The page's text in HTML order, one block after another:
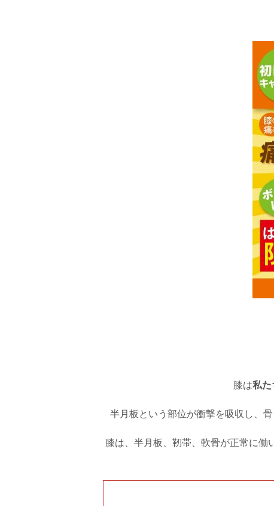
膝は私た
半月板という部位が衝撃を吸収し、
膝は、半月板、靭帯、軟骨が正常に働